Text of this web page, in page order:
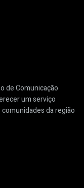
de Comunicação
um serviço
da região